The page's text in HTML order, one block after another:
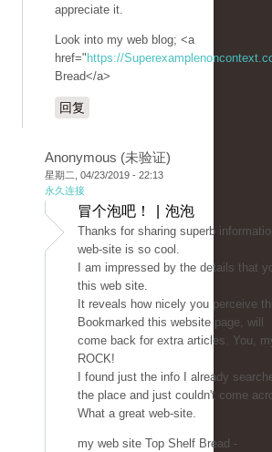
appreciate it.
Look into my web blog; <a
href=" https://
Bread</a>
回复
Anonymous (未验证)
星期二, 04/23/2019 - 22:13
永久连接
冒个泡吧！ | 泡泡
Thanks for sharing superb
web-site is so cool.
I am impressed by the details that
this web site.
It reveals how nicely you perceive
Bookmarked this website page, will
come back for extra articles. You,
ROCK!
I found just the info I already
the place and just couldn't come
What a great web-site.
my web site Top Shelf Bread -